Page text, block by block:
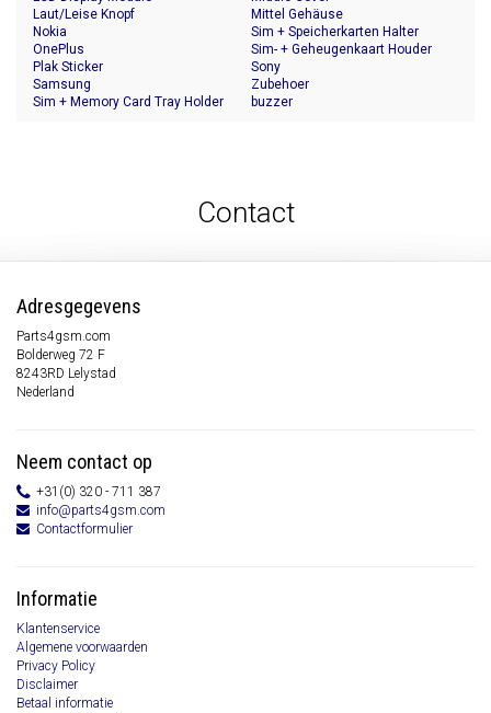
Laut/Leise Knopf
Mittel Gehäuse
Nokia
OnePlus
Plak Sticker
Samsung
Sim + Memory Card Tray Holder
Sim + Speicherkarten Halter
Sim- + Geheugenkaart Houder
Sony
Zubehoer
buzzer
Contact
Adresgegevens
Parts4gsm.com
Bolderweg 72 F
8243RD Lelystad
Nederland
Neem contact op
+31(0) 320 - 711 387
info@parts4gsm.com
Contactformulier
Informatie
Klantenservice
Algemene voorwaarden
Privacy Policy
Disclaimer
Betaal informatie